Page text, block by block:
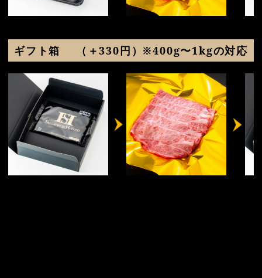
ギフト箱 （＋330円）※400g〜1kgの対応